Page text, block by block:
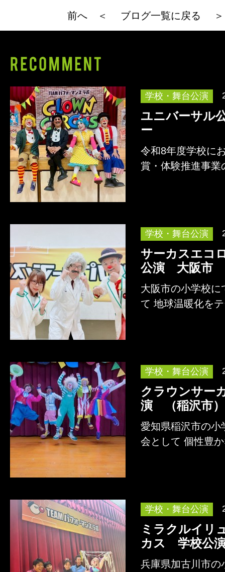
e
o
o
k
er
e
n
e
前へ ＜ ブログ一覧に戻る
学校・舞台公演
ユニバーサル
ー
令和8年度学校に
賞・体験推進事業
学校・舞台公演
サーカスエコ
公演 大阪市
大阪市の小学校に
て 地球温暖化を
学校・舞台公演
クラウンサー
演 （稲沢市）
愛知県稲沢市の小
会として 個性豊
学校・舞台公演
ミラクルイリ
カス 学校公
兵庫県加古川市の